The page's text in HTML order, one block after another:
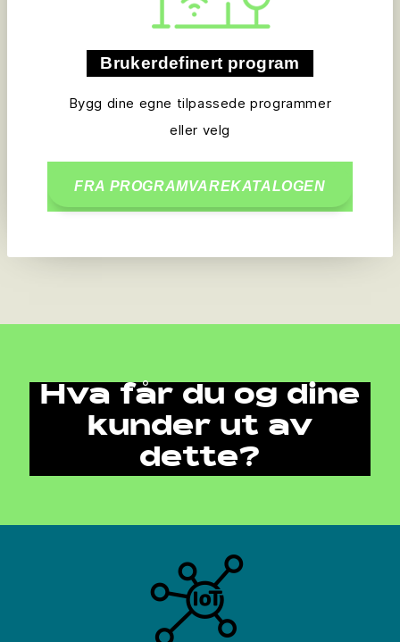
Brukerdefinert program
Bygg dine egne tilpassede programmer
eller velg
FRA PROGRAMVAREKATALOGEN
Hva får du og dine
kunder ut av
dette?